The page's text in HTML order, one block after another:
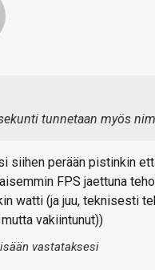
tunnetaan myös
siihen perään pistinkin
FPS jaettuna
watti (ja juu, teknisesti
vakiintunut))
vastataksesi